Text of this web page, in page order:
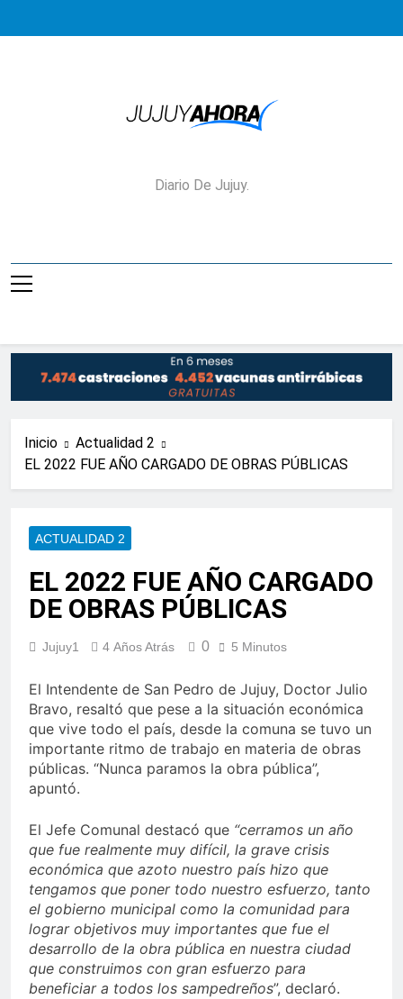
Jujuy Ahora!
Diario De Jujuy.
Inicio
Actualidad 2
EL 2022 FUE AÑO CARGADO DE OBRAS PÚBLICAS
ACTUALIDAD 2
EL 2022 FUE AÑO CARGADO
DE OBRAS PÚBLICAS
Jujuy1 4 Años Atrás 0 5 Minutos
El Intendente de San Pedro de Jujuy, Doctor Julio
Bravo, resaltó que pese a la situación económica
que vive todo el país, desde la comuna se tuvo un
importante ritmo de trabajo en materia de obras
públicas. “Nunca paramos la obra pública”,
apuntó.
El Jefe Comunal destacó que “cerramos un año
que fue realmente muy difícil, la grave crisis
económica que azoto nuestro país hizo que
tengamos que poner todo nuestro esfuerzo, tanto
el gobierno municipal como la comunidad para
lograr objetivos muy importantes que fue el
desarrollo de la obra pública en nuestra ciudad
que construimos con gran esfuerzo para
beneficiar a todos los sampedreños”, declaró.